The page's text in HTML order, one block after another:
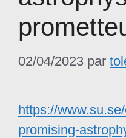
02/04/2023 par
https://
promising-